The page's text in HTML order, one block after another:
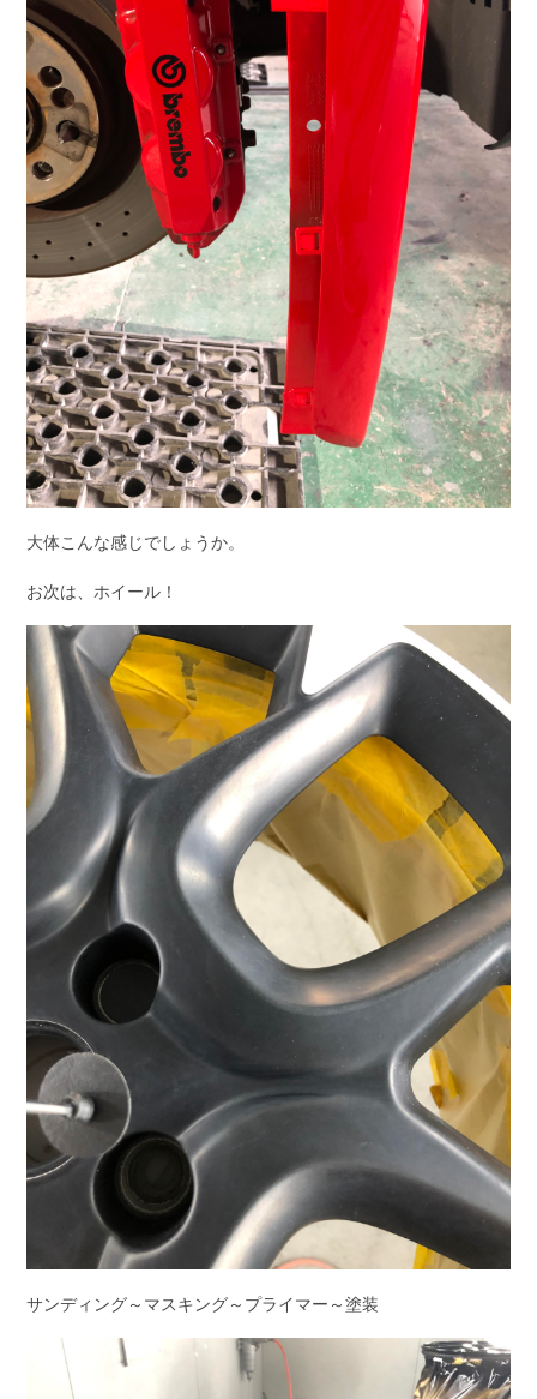
大体こんな感じでしょうか。
お次は、ホイール！
サンディング～マスキング～プライマー～塗装